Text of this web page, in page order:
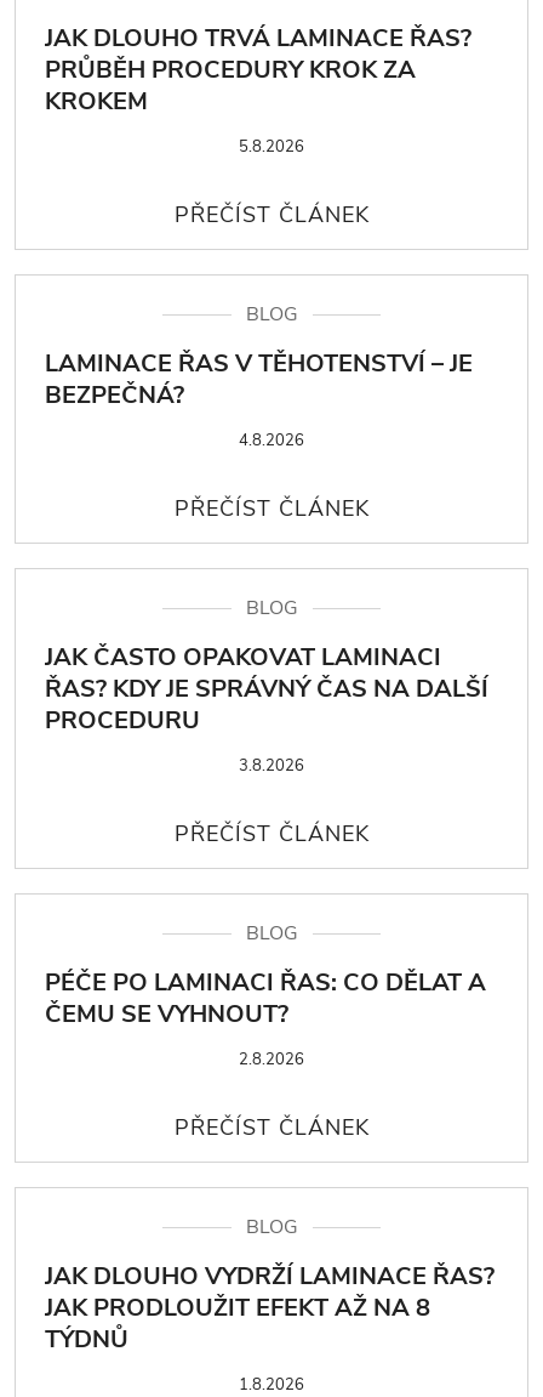
JAK DLOUHO TRVÁ LAMINACE ŘAS?
PRŮBĚH PROCEDURY KROK ZA
KROKEM
5.8.2026
BLOG
LAMINACE ŘAS V TĚHOTENSTVÍ – JE
BEZPEČNÁ?
4.8.2026
BLOG
JAK ČASTO OPAKOVAT LAMINACI
ŘAS? KDY JE SPRÁVNÝ ČAS NA DALŠÍ
PROCEDURU
3.8.2026
BLOG
PÉČE PO LAMINACI ŘAS: CO DĚLAT A
ČEMU SE VYHNOUT?
2.8.2026
BLOG
JAK DLOUHO VYDRŽÍ LAMINACE ŘAS?
JAK PRODLOUŽIT EFEKT AŽ NA 8
TÝDNŮ
1.8.2026